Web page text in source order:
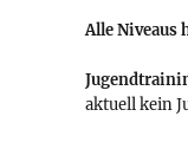
Alle Niveaus
aktuell kein